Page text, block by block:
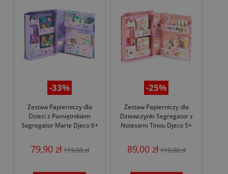
-33%
Zestaw Papierniczy dla
Dzieci z Pamiętnikiem
Segregator Marie Djeco 6+
79,90 zł119,00 zł
-25%
Zestaw Papierniczy dla
Dziewczynki Segregator z
Notesami Tinou Djeco 5+
89,00 zł119,00 zł